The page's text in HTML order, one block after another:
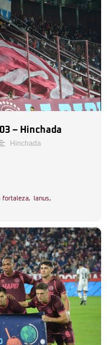
– Hinchada
Hinchada
fortaleza, lanus,